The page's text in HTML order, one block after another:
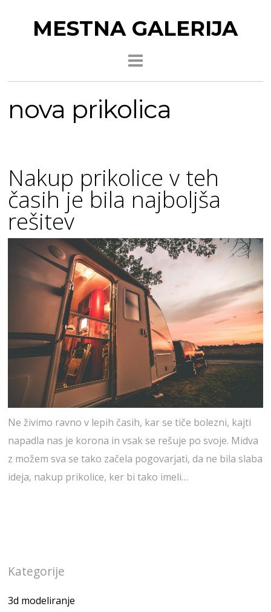
MESTNA GALERIJA
nova prikolica
Nakup prikolice v teh
časih je bila najboljša
rešitev
Ne živimo ravno v lepih časih, kar se tiče bolezni, kajti
napadla nas je korona in vsak se rešuje po svoje. Midva
z možem sva se tako začela pogovarjati, da ne bila slaba
ideja, nakup prikolice, ker bi tako imeli…
Kategorije
3d modeliranje